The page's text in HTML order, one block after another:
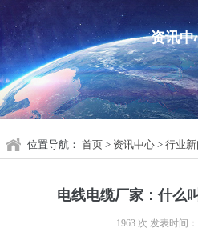
资讯中
位置导航： 首页 > 资讯中心 > 行业新
电线电缆厂家：什么
1963 次 发表时间